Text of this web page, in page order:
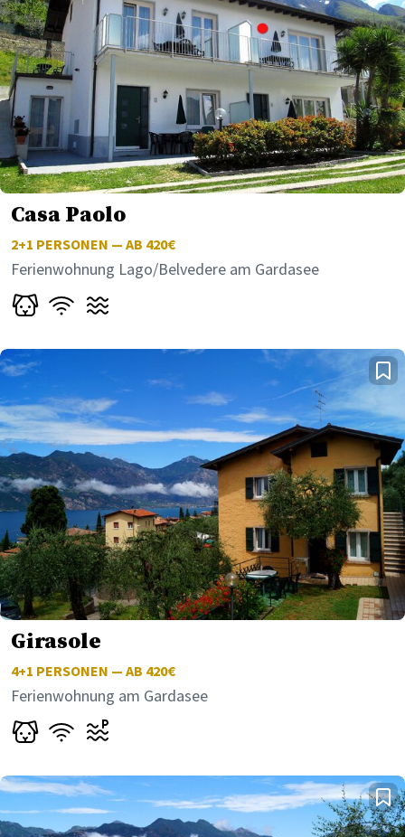
Casa Paolo
2+1 PERSONEN — AB 420€
Ferienwohnung Lago/Belvedere am Gardasee
Girasole
4+1 PERSONEN — AB 420€
Ferienwohnung am Gardasee